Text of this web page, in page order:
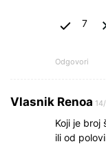
7
Odgovori
Vlasnik Renoa
Koji je broj
ili od